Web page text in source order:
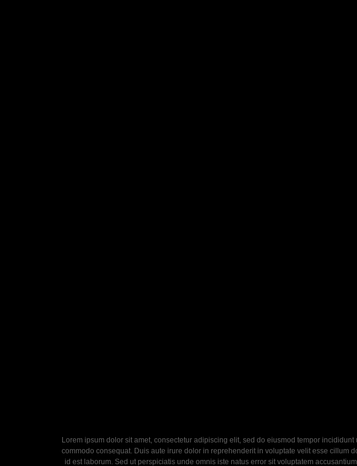
Lorem ipsum dolor sit amet, consectetur adipiscing elit, sed do eiusmod tempor
commodo consequat. Duis aute irure dolor in reprehenderit in voluptate velit esse cillum
id est laborum. Sed ut perspiciatis unde omnis iste natus error sit voluptatem